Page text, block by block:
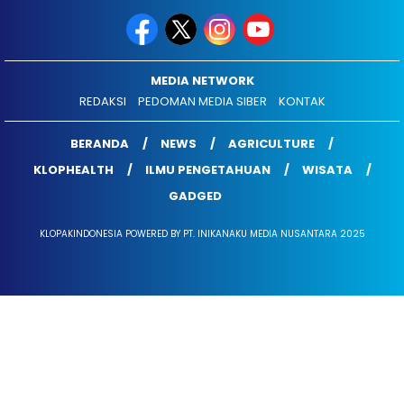
MEDIA NETWORK
REDAKSI
PEDOMAN MEDIA SIBER KONTAK
BERANDA NEWS
AGRICULTURE
KLOPHEALTH
ILMU PENGETAHUAN
WISATA
GADGED
KLOPAKINDONESIA POWERED BY PT. INIKANAKU MEDIA NUSANTARA 2025